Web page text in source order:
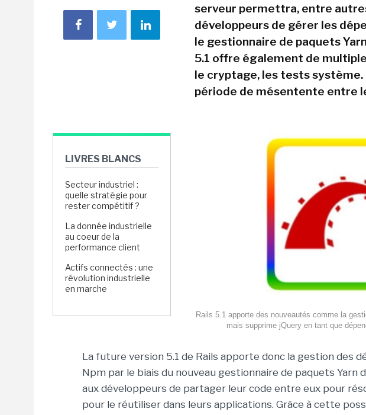
LIVRES BLANCS
Secteur industriel :
quelle stratégie pour
rester compétitif ?
La donnée industrielle
au coeur de la
performance client
Actifs connectés : une
révolution industrielle
en marche
serveur permettra, entre
développeurs de gérer les
le gestionnaire de paquets
5.1 offre également de
le cryptage, les tests système.
période de mésentente entre
Rails 5.1 apporte des nouveautés comme la
mais supprime jQuery en tant que
La future version 5.1 de Rails apporte donc la gestion des
Npm par le biais du nouveau gestionnaire de paquets Yarn
aux développeurs de partager leur code entre eux pour
pour le réutiliser dans leurs applications. Grâce à cette